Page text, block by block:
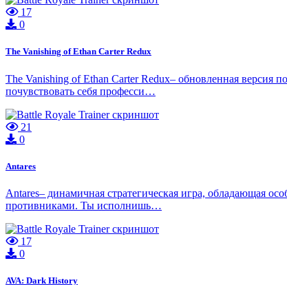
17
0
The Vanishing of Ethan Carter Redux
The Vanishing of Ethan Carter Redux– обновленная версия
почувствовать себя професси…
21
0
Antares
Antares– динамичная стратегическая игра, обладающая
противниками. Ты исполнишь…
17
0
AVA: Dark History